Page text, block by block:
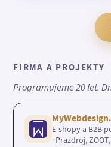
FIRMA A PROJEKTY
Programujeme 20 let.
E-shopy a B2B
· Prazdroj,